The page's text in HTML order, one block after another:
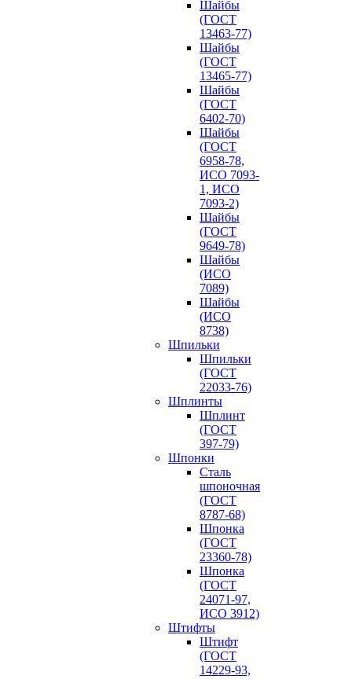
Шайбы
(ГОСТ
13463-77)
Шайбы
(ГОСТ
13465-77)
Шайбы
(ГОСТ
6402-70)
Шайбы
(ГОСТ
6958-78,
ИСО 7093-
1, ИСО
7093-2)
Шайбы
(ГОСТ
9649-78)
Шайбы
(ИСО
7089)
Шайбы
(ИСО
8738)
Шпильки
Шпильки
(ГОСТ
22033-76)
Шплинты
Шплинт
(ГОСТ
397-79)
Шпонки
Сталь
шпоночная
(ГОСТ
8787-68)
Шпонка
(ГОСТ
23360-78)
Шпонка
(ГОСТ
24071-97,
ИСО 3912)
Штифты
Штифт
(ГОСТ
14229-93,